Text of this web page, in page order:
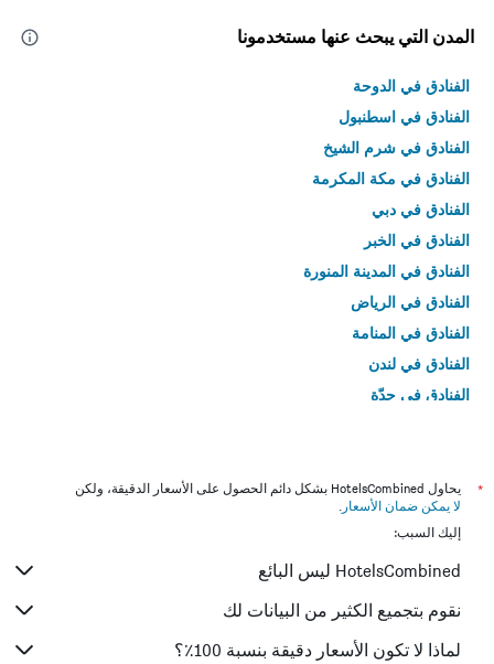
المدن التي يبحث عنها مستخدمونا
الفنادق في الدوحة
الفنادق في اسطنبول
الفنادق في شرم الشيخ
الفنادق في مكة المكرمة
الفنادق في دبي
الفنادق في الخبر
الفنادق في المدينة المنورة
الفنادق في الرياض
الفنادق في المنامة
الفنادق في لندن
الفنادق في جدّة
*
يحاول HotelsCombined بشكل دائم الحصول على الأسعار الدقيقة، ولكن
لا يمكن ضمان الأسعار .
إليك السبب:
HotelsCombined ليس البائع
نقوم بتجميع الكثير من البيانات لك
لماذا لا تكون الأسعار دقيقة بنسبة 100٪؟